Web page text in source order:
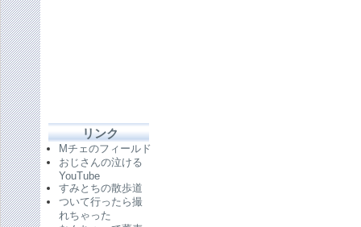
リンク
Mチェのフィールド
おじさんの泣ける
YouTube
すみとちの散歩道
ついて行ったら撮
れちゃった